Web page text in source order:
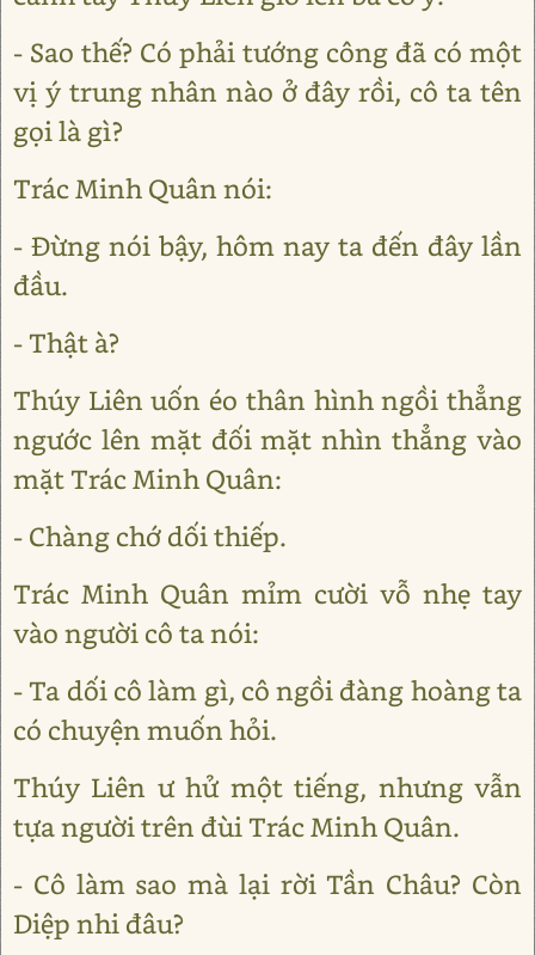
- Sao thế? Có phải tướng công đã có một
vị ý trung nhân nào ở đây rồi, cô ta tên
gọi là gì?
Trác Minh Quân nói:
- Đừng nói bậy, hôm nay ta đến đây lần
đầu.
- Thật à?
Thúy Liên uốn éo thân hình ngồi thẳng
ngước lên mặt đối mặt nhìn thẳng vào
mặt Trác Minh Quân:
- Chàng chớ dối thiếp.
Trác Minh Quân mỉm cười vỗ nhẹ tay
vào người cô ta nói:
- Ta dối cô làm gì, cô ngồi đàng hoàng ta
có chuyện muốn hỏi.
Thúy Liên ư hử một tiếng, nhưng vẫn
tựa người trên đùi Trác Minh Quân.
- Cô làm sao mà lại rời Tần Châu? Còn
Diệp nhi đâu?